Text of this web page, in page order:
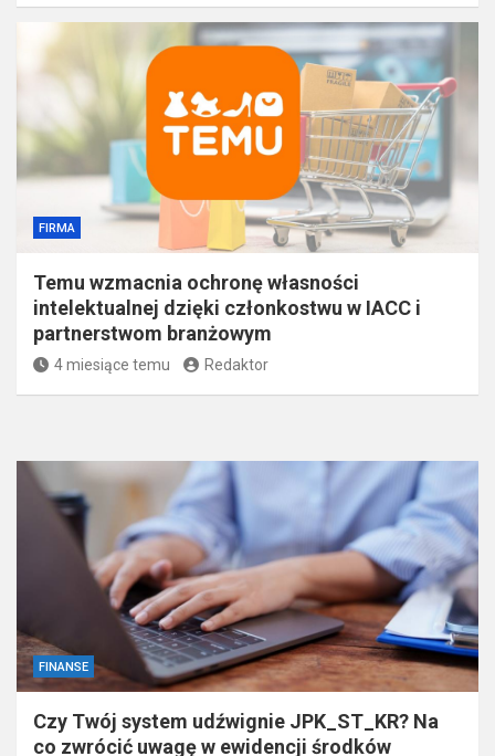
FIRMA
Temu wzmacnia ochronę własności
intelektualnej dzięki członkostwu w IACC i
partnerstwom branżowym
4 miesiące temu Redaktor
FINANSE
Czy Twój system udźwignie JPK_ST_KR? Na
co zwrócić uwagę w ewidencji środków